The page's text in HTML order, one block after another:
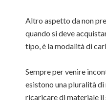
Altro aspetto da non
quando si deve
tipo, è la modalità di
Sempre per venire
esistono una pluralità
ricaricare di materiale il